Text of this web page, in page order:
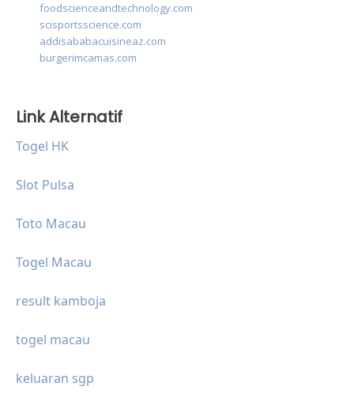
foodscienceandtechnology.com
scisportsscience.com
addisababacuisineaz.com
burgerimcamas.com
Link Alternatif
Togel HK
Slot Pulsa
Toto Macau
Togel Macau
result kamboja
togel macau
keluaran sgp